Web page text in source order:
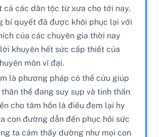
cả các dân tộc từ xưa cho tới nay.
bí quyết đã được khôi phục lại với
của các chuyên gia thời nay
khuyên hết sức cấp thiết của
môn vĩ đại.
là phương pháp có thể cứu giúp
thể đang suy sụp và tinh thần
cho tâm hồn là điều đem lại hy
con đường dẫn đến phục hồi sức
ta cảm thấy dường như mọi con